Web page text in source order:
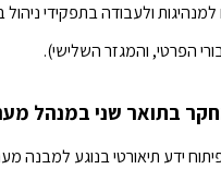
ולעבודה בתפקידי ניהול
הפרטי, והמגזר השלישי).
בתואר שני במנהל
ידע תיאורטי בנוגע למבנה